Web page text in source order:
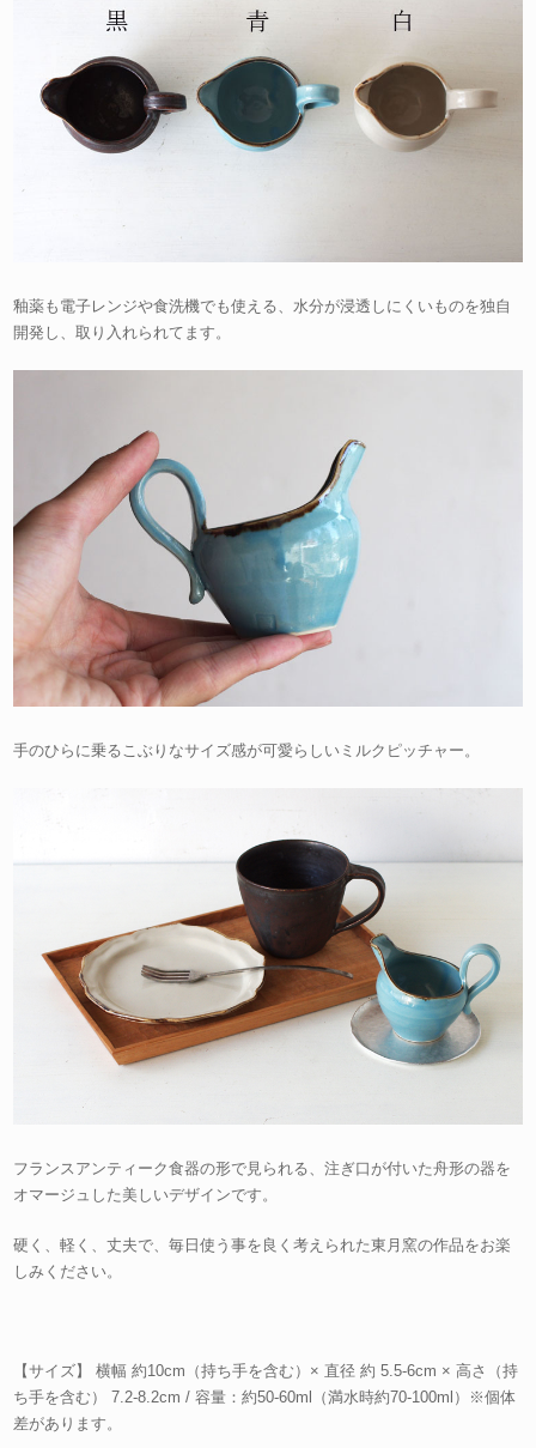
釉薬も電子レンジや食洗機でも使える、水分が浸透しにくいものを独自
開発し、取り入れられてます。
手のひらに乗るこぶりなサイズ感が可愛らしいミルクピッチャー。
フランスアンティーク食器の形で見られる、注ぎ口が付いた舟形の器を
オマージュした美しいデザインです。
硬く、軽く、丈夫で、毎日使う事を良く考えられた東月窯の作品をお楽
しみください。
【サイズ】 横幅 約10cm（持ち手を含む）× 直径 約 5.5-6cm × 高さ（持
ち手を含む） 7.2-8.2cm / 容量：約50-60ml（満水時約70-100ml）※個体
差があります。